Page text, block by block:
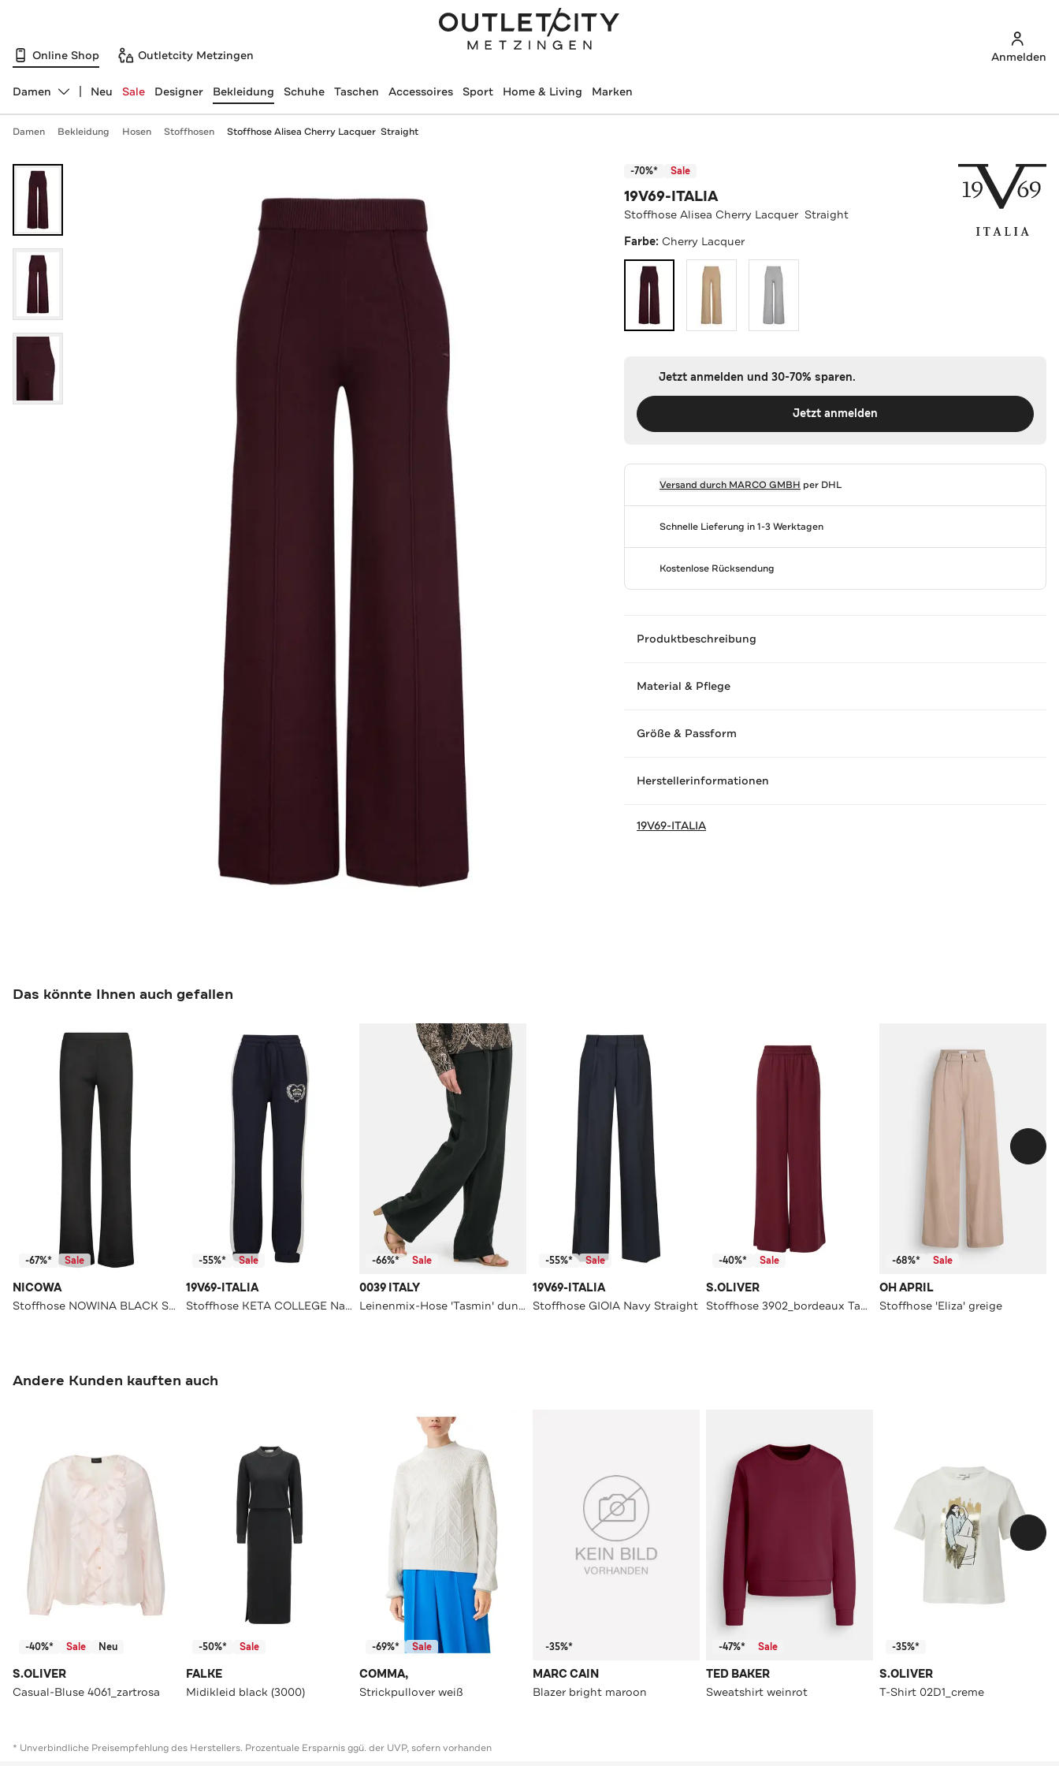
Online Shop Outletcity Metzingen Anmelden
Abteilung ändern, ausgewählt:
Damen Neu Sale Designer Bekleidung Schuhe Taschen Accessoires Sport Home & Living Marken
Damen Bekleidung Hosen Stoffhosen Stoffhose Alisea Cherry Lacquer Straight
-70%* Sale
19V69-ITALIA
Stoffhose Alisea Cherry Lacquer Straight
Farbe: Cherry Lacquer
Jetzt anmelden und 30-70% sparen.
Jetzt anmelden
Versand durch MARCO GMBH per DHL
Schnelle Lieferung in 1-3 Werktagen
Kostenlose Rücksendung
Produktbeschreibung
Material & Pflege
Größe & Passform
Herstellerinformationen
19V69-ITALIA
Das könnte Ihnen auch gefallen
-67%* Sale
NICOWA
Stoffhose NOWINA BLACK Straight
-55%* Sale
19V69-ITALIA
Stoffhose KETA COLLEGE Navy Straight
-66%* Sale
0039 ITALY
Leinenmix-Hose 'Tasmin' dunkelgrau
-55%* Sale
19V69-ITALIA
Stoffhose GIOIA Navy Straight
-40%* Sale
S.OLIVER
Stoffhose 3902_bordeaux Tapered
-68%* Sale
OH APRIL
Stoffhose 'Eliza' greige
Andere Kunden kauften auch
-40%* Sale Neu
S.OLIVER
Casual-Bluse 4061_zartrosa
-50%* Sale
FALKE
Midikleid black (3000)
-69%* Sale
COMMA,
Strickpullover weiß
-35%*
MARC CAIN
Blazer bright maroon
-47%* Sale
TED BAKER
Sweatshirt weinrot
-35%*
S.OLIVER
T-Shirt 02D1_creme
* Unverbindliche Preisempfehlung des Herstellers. Prozentuale Ersparnis ggü. der UVP, sofern vorhanden